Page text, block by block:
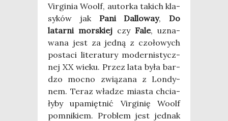
Vir­gi­nia Woolf, autor­ka takich kla­
sy­ków jak Pani Dal­lo­way, Do
latar­ni mor­skiej czy Fale, uzna­
wa­na jest za jed­ną z czo­ło­wych
posta­ci lite­ra­tu­ry moder­ni­stycz­
nej XX wie­ku. Przez lata była bar­
dzo moc­no zwią­za­na z Lon­dy­
nem. Teraz wła­dze mia­sta chcia­
ły­by upa­mięt­nić Vir­gi­nię Woolf
pomni­kiem. Pro­blem jest jed­nak